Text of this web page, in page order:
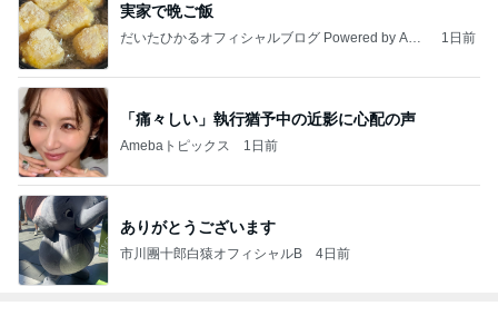
実家で晩ご飯
だいたひかるオフィシャルブログ Powered by Ame
1日前
「痛々しい」執行猶予中の近影に心配の声
Amebaトピックス 1日前
ありがとうございます
市川團十郎白猿オフィシャルB 4日前